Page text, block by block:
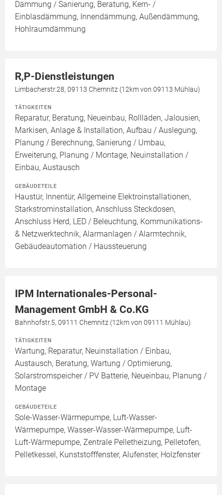
Dämmung / Sanierung, Beratung, Kern- /
Einblasdämmung, Innendämmung, Außendämmung,
Hohlraumdämmung
R,P-Dienstleistungen
Limbacherstr.28, 09113 Chemnitz (12km von 09113 Mühlau)
TÄTIGKEITEN
Reparatur, Beratung, Neueinbau, Rollläden, Jalousien,
Markisen, Anlage & Installation, Aufbau / Auslegung,
Planung / Berechnung, Sanierung / Umbau,
Erweiterung, Planung / Montage, Neuinstallation /
Einbau, Austausch
GEBÄUDETEILE
Haustür, Innentür, Allgemeine Elektroinstallationen,
Starkstrominstallation, Anschluss Steckdosen,
Anschluss Herd, LED / Beleuchtung, Kommunikations-
& Netzwerktechnik, Alarmanlagen / Alarmtechnik,
Gebäudeautomation / Haussteuerung
IPM Internationales-Personal-
Management GmbH & Co.KG
Bahnhofstr.5, 09111 Chemnitz (12km von 09111 Mühlau)
TÄTIGKEITEN
Wartung, Reparatur, Neuinstallation / Einbau,
Austausch, Beratung, Wartung / Optimierung,
Solarstromspeicher / PV Batterie, Neueinbau, Planung /
Montage
GEBÄUDETEILE
Sole-Wasser-Wärmepumpe, Luft-Wasser-
Wärmepumpe, Wasser-Wasser-Wärmepumpe, Luft-
Luft-Wärmepumpe, Zentrale Pelletheizung, Pelletofen,
Pelletkessel, Kunststofffenster, Alufenster, Holzfenster